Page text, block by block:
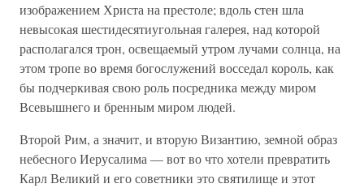
изображением Христа на престоле; вдоль стен шла
невысокая шестидесятиугольная галерея, над которой
располагался трон, освещаемый утром лучами солнца, на
этом тропе во время богослужений восседал король, как
бы подчеркивая свою роль посредника между миром
Всевышнего и бренным миром людей.
Второй Рим, а значит, и вторую Византию, земной образ
небесного Иерусалима — вот во что хотели превратить
Карл Великий и его советники это святилище и этот